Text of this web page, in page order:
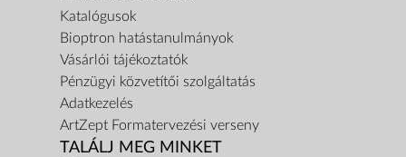
Katalógusok
Bioptron hatástanulmányok
Vásárlói tájékoztatók
Pénzügyi közvetítői szolgáltatás
Adatkezelés
ArtZept Formatervezési verseny
TALÁLJ MEG MINKET